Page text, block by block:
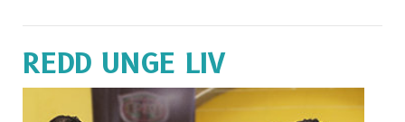
REDD UNGE LIV